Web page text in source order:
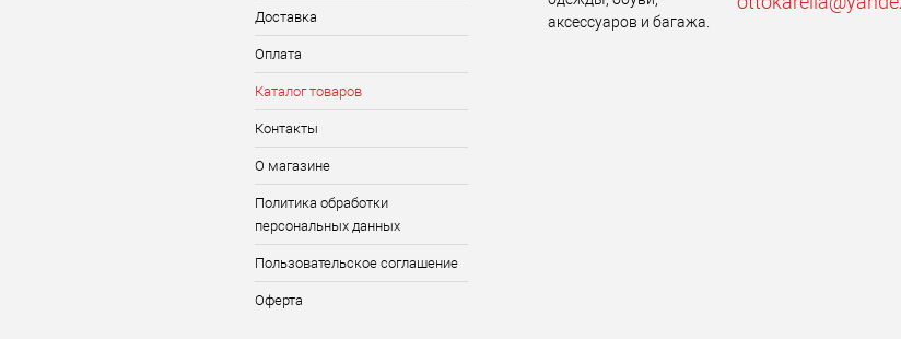
Доставка
Оплата
Каталог товаров
Контакты
О магазине
Политика обработки
персональных данных
Пользовательское соглашение
Оферта
аксессуаров и багажа.